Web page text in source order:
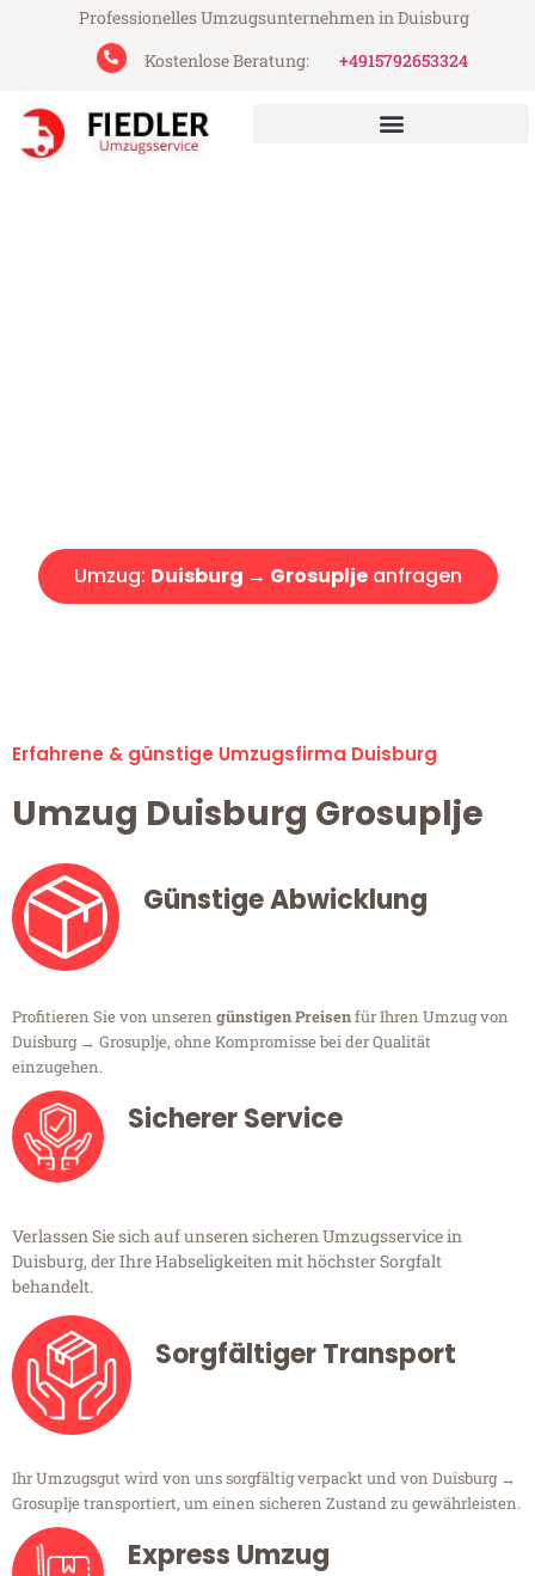
Professionelles Umzugsunternehmen in Duisburg
Kostenlose Beratung:
+4915792653324
Umzug: Duisburg → Grosupljeanfragen
Erfahrene & günstige Umzugsfirma Duisburg
Umzug Duisburg Grosuplje
Günstige Abwicklung
Profitieren Sie von unseren günstigen Preisenfür Ihren Umzug von
Duisburg → Grosuplje, ohne Kompromisse bei der Qualität
einzugehen.
Sicherer Service
Verlassen Sie sich auf unseren sicheren Umzugsservice in
Duisburg, der Ihre Habseligkeiten mit höchster Sorgfalt
behandelt.
Sorgfältiger Transport
Ihr Umzugsgut wird von uns sorgfältig verpackt und von Duisburg →
Grosuplje transportiert, um einen sicheren Zustand zu gewährleisten.
Express Umzug